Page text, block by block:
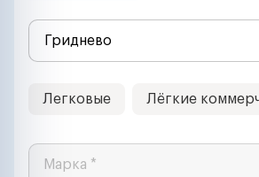
Легковые Лёгкие
Марка *